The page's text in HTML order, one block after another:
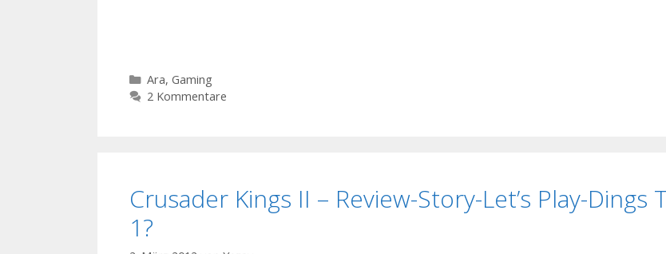
Kategorien
Ara, Gaming
2 Kommentare
Crusader Kings II – Review-Story-Let’s Play-Dings
1?